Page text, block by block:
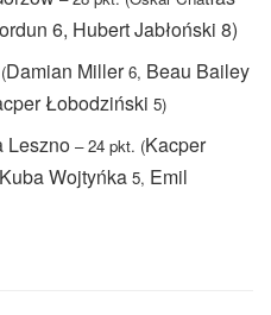
6, Hubert Jabłoński 8)
Damian Miller6, Beau Bailey
Łobodziński5)
Leszno –24 pkt. (Kacper
Kuba Wojtyńka5, Emil